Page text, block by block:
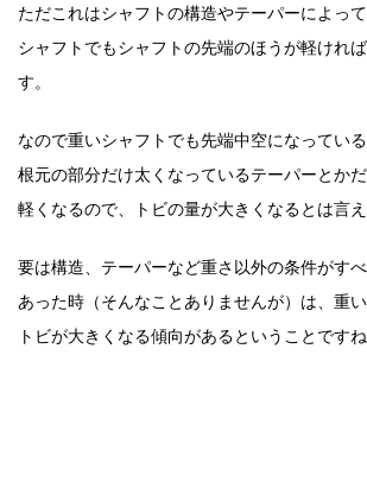
ただこれはシャフトの構造やテーパーによっ
シャフトでもシャフトの先端のほうが軽けれ
す。
なので重いシャフトでも先端中空になってい
根元の部分だけ太くなっているテーパーとか
軽くなるので、トビの量が大きくなるとは言え
要は構造、テーパーなど重さ以外の条件がす
あった時（そんなことありませんが）は、重
トビが大きくなる傾向があるということですね